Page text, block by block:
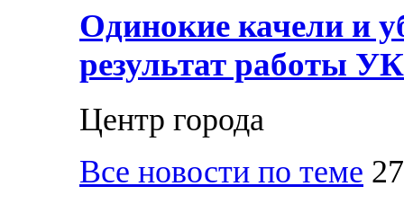
Одинокие качели и
результат работы
Центр города
Все новости по теме